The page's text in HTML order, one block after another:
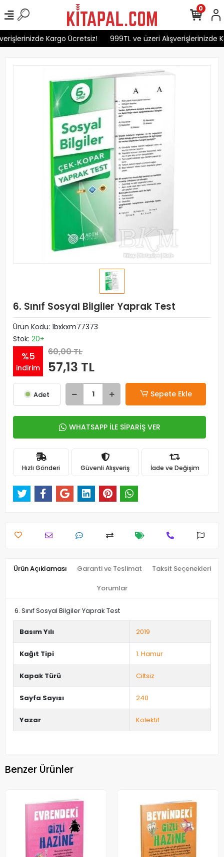
Kargo Ücretsiz! 999TL ve üzeri Alışverişlerinizde
0
6. Sınıf Sosyal Bilgiler Yaprak Test
Ürün Kodu: 1bxkxm77373
Stok: 20+
%5
indirim
60,00 TL
57,13 TL
Adet Sepete Ekle
WHATSAPP İLE SİPARİŞ VER
Hızlı Gönderi Güvenli Alışveriş İade ve Değişim
Ürün Açıklaması Garanti ve Teslimat Taksit Seçenekleri
Yorumlar
6. Sınıf Sosyal Bilgiler Yaprak Test
Basım Yılı 2019
Kağıt Tipi 1. Hamur
Kapak Türü Ciltsiz
Sayfa Sayısı 240
Yazar Kolektif
Benzer Ürünler